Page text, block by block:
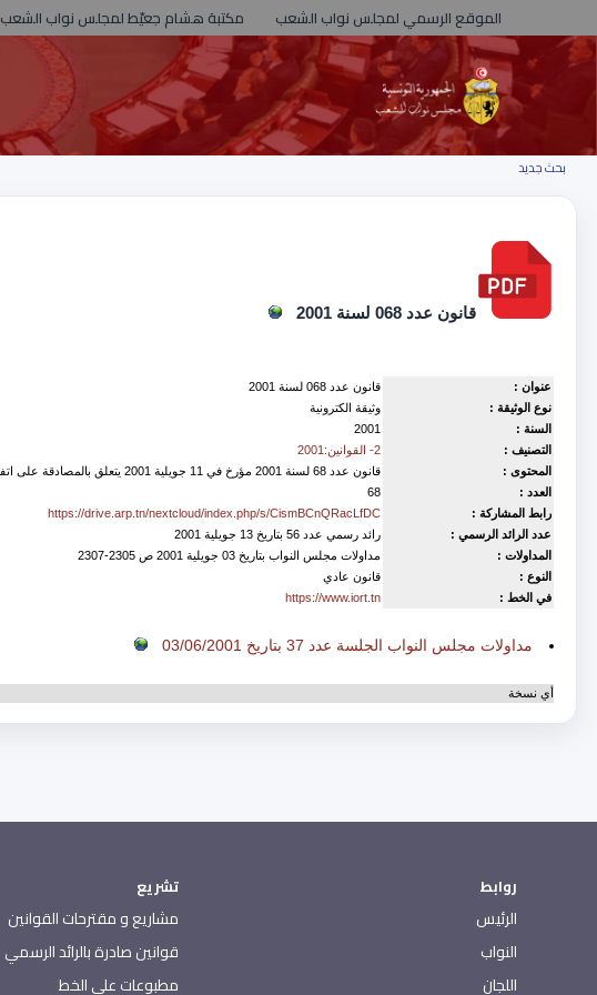
الموقع الرسمي لمجلس نواب الشعب مكتبة هشام جعيّط لمجلس نواب الشعب
بحث جديد
قانون عدد 068 لسنة 2001
عنوان :
قانون عدد 068 لسنة 2001
نوع الوثيقة :
وثيقة الكترونية
السنة :
2001
التصنيف :
2- القوانين:2001
المحتوى :
قانون عدد 68 لسنة 2001 مؤرخ في 11 جويلية 2001 يتعلق بالمصادقة على اتفاق حفظ حوتيات البحر الأسود والبحر الأبيض المتوسط والمنطقة الأطلسية المتاخمة
العدد :
68
رابط المشاركة :
https://drive.arp.tn/nextcloud/index.php/s/CismBCnQRacLfDC
عدد الرائد الرسمي :
رائد رسمي عدد 56 بتاريخ 13 جويلية 2001
المداولات :
مداولات مجلس النواب بتاريخ 03 جويلية 2001 ص 2305-2307
النوع :
قانون عادي
في الخط :
https://www.iort.tn
مداولات مجلس النواب الجلسة عدد 37 بتاريخ 03/06/2001
أي نسخة
روابط
الرئيس
النواب
اللجان
تشريع
مشاريع و مقترحات القوانين
قوانين صادرة بالرائد الرسمي
مطبوعات على الخط